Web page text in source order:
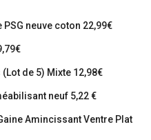
PSG neuve coton 22,99€
de 5) Mixte 12,98€
neuf 5,22 €
Amincissant Ventre Plat